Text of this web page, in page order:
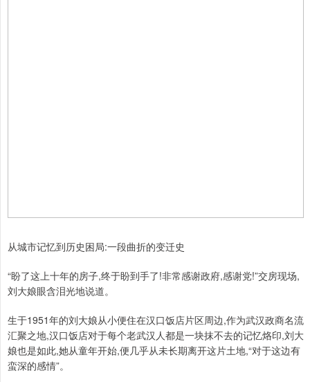
从城市记忆到历史困局:一段曲折的变迁史
“盼了这上十年的房子,终于盼到手了!非常感谢政府,感谢党!”交房现场,
刘大娘眼含泪光地说道。
生于1951年的刘大娘从小便住在汉口饭店片区周边,作为武汉政商名流
汇聚之地,汉口饭店对于每个老武汉人都是一块抹不去的记忆烙印,刘大
娘也是如此,她从童年开始,便几乎从未长期离开这片土地,“对于这边有
蛮深的感情”。